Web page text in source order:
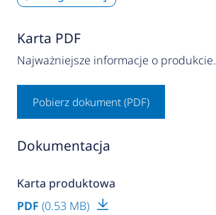
Karta PDF
Najważniejsze informacje o produkcie.
Pobierz dokument (PDF)
Dokumentacja
Karta produktowa
PDF (0.53 MB)